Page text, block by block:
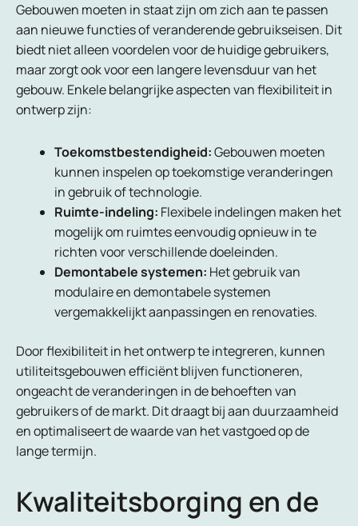
Gebouwen moeten in staat zijn om zich aan te passen
aan nieuwe functies of veranderende gebruikseisen. Dit
biedt niet alleen voordelen voor de huidige gebruikers,
maar zorgt ook voor een langere levensduur van het
gebouw. Enkele belangrijke aspecten van flexibiliteit in
ontwerp zijn:
Toekomstbestendigheid:Gebouwen moeten
kunnen inspelen op toekomstige veranderingen
in gebruik of technologie.
Ruimte-indeling: Flexibele indelingen maken het
mogelijk om ruimtes eenvoudig opnieuw in te
richten voor verschillende doeleinden.
Demontabele systemen: Het gebruik van
modulaire en demontabele systemen
vergemakkelijkt aanpassingen en renovaties.
Door flexibiliteit in het ontwerp te integreren, kunnen
utiliteitsgebouwen efficiënt blijven functioneren,
ongeacht de veranderingen in de behoeften van
gebruikers of de markt. Dit draagt bij aan duurzaamheid
en optimaliseert de waarde van het vastgoed op de
lange termijn.
Kwaliteitsborging en de